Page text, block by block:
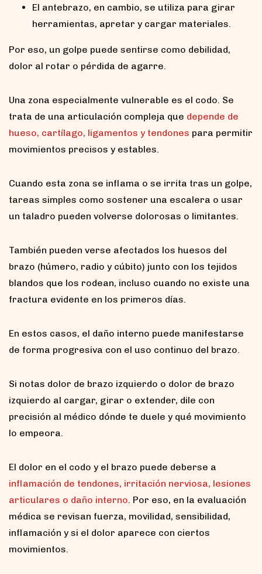
El antebrazo, en cambio, se utiliza para girar
herramientas, apretar y cargar materiales.
Por eso, un golpe puede sentirse como debilidad,
dolor al rotar o pérdida de agarre.
Una zona especialmente vulnerable es el codo. Se
trata de una articulación compleja que depende de
hueso, cartílago, ligamentos y tendones para permitir
movimientos precisos y estables.
Cuando esta zona se inflama o se irrita tras un golpe,
tareas simples como sostener una escalera o usar
un taladro pueden volverse dolorosas o limitantes.
También pueden verse afectados los huesos del
brazo (húmero, radio y cúbito) junto con los tejidos
blandos que los rodean, incluso cuando no existe una
fractura evidente en los primeros días.
En estos casos, el daño interno puede manifestarse
de forma progresiva con el uso continuo del brazo.
Si notas dolor de brazo izquierdo o dolor de brazo
izquierdo al cargar, girar o extender, dile con
precisión al médico dónde te duele y qué movimiento
lo empeora.
El dolor en el codo y el brazo puede deberse a
inflamación de tendones, irritación nerviosa, lesiones
articulares o daño interno . Por eso, en la evaluación
médica se revisan fuerza, movilidad, sensibilidad,
inflamación y si el dolor aparece con ciertos
movimientos.